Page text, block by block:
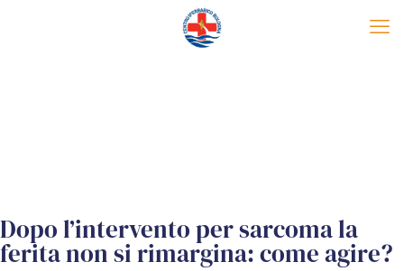
Dopo l’intervento per sarcoma la
ferita non si rimargina: come agire?